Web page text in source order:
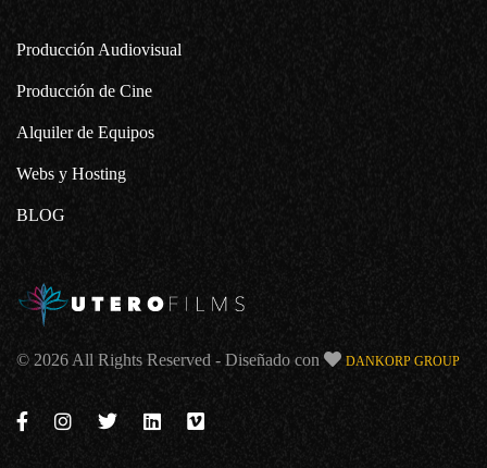
Producción Audiovisual
Producción de Cine
Alquiler de Equipos
Webs y Hosting
BLOG
© 2026 All Rights Reserved - Diseñado con DANKORP GROUP